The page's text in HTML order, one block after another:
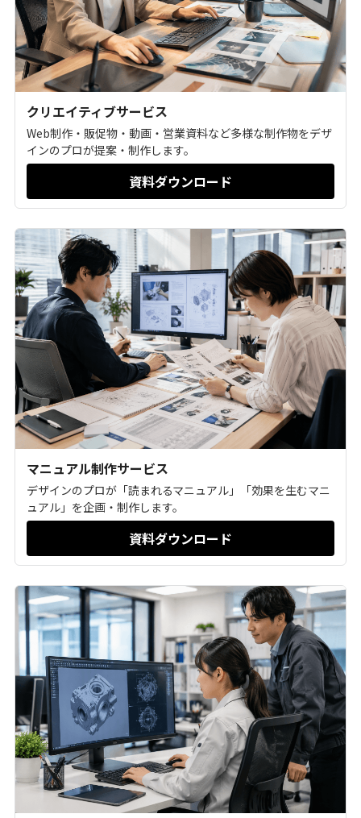
クリエイティブサービス
Web制作・販促物・動画・営業資料など多様な制作物をデザ
インのプロが提案・制作します。
資料ダウンロード
マニュアル制作サービス
デザインのプロが「読まれるマニュアル」「効果を生むマニ
ュアル」を企画・制作します。
資料ダウンロード